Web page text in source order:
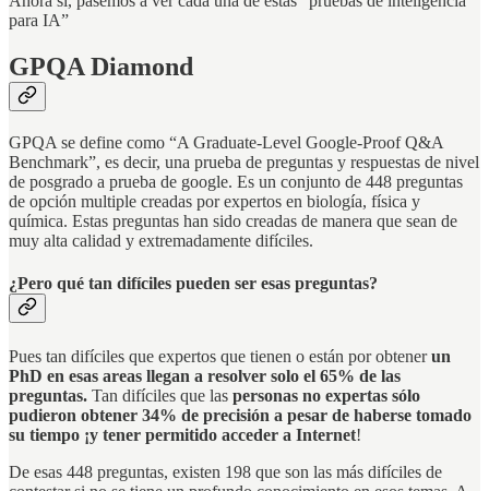
para IA”
GPQA Diamond
GPQA se define como “A Graduate-Level Google-Proof Q&A
Benchmark”, es decir, una prueba de preguntas y respuestas de nivel
de posgrado a prueba de google. Es un conjunto de 448 preguntas
de opción multiple creadas por expertos en biología, física y
química. Estas preguntas han sido creadas de manera que sean de
muy alta calidad y extremadamente difíciles.
¿Pero qué tan difíciles pueden ser esas preguntas?
Pues tan difíciles que expertos que tienen o están por obtenerun
PhD en esas areas llegan a resolver solo el 65% de las
preguntas. Tan difíciles que las personas no expertas sólo
pudieron obtener 34% de precisión a pesar de haberse tomado
su tiempo ¡y tener permitido acceder a Internet!
De esas 448 preguntas, existen 198 que son las más difíciles de